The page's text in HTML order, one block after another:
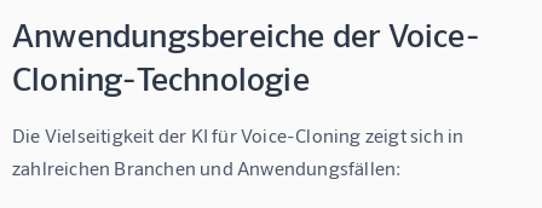
Anwendungsbereiche der Voice-
Cloning-Technologie
Die Vielseitigkeit der KI für Voice-Cloning zeigt sich in
zahlreichen Branchen und Anwendungsfällen: